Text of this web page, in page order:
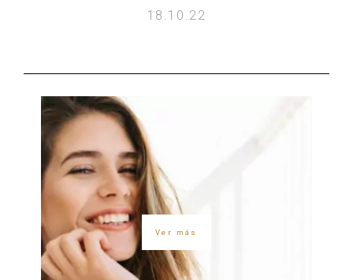
18.10.22
Ver más